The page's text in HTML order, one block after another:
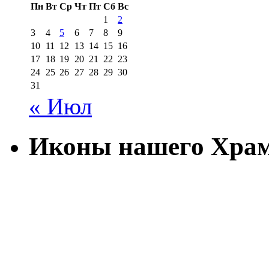
Пн Вт Ср Чт Пт Сб Вс
1
2
3
4 5 6 7 8
9
10 11 12 13 14 15 16
17 18 19 20 21 22 23
24 25 26 27 28 29 30
31
« Июл
Иконы нашего